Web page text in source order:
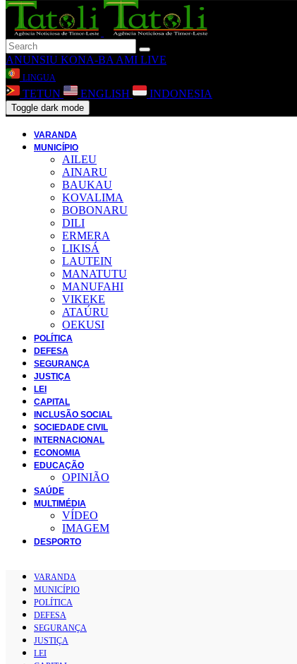
ANUNSIU KONA-BA AMI LIVE
LINGUA
TETUN ENGLISH INDONESIA
Toggle dark mode
VARANDA
MUNICÍPIO
AILEU
AINARU
BAUKAU
KOVALIMA
BOBONARU
DILI
ERMERA
LIKISÁ
LAUTEIN
MANATUTU
MANUFAHI
VIKEKE
ATAÚRU
OEKUSI
POLÍTICA
DEFESA
SEGURANÇA
JUSTIÇA
LEI
CAPITAL
INCLUSÃO SOCIAL
SOCIEDADE CIVIL
INTERNACIONAL
ECONOMIA
EDUCAÇÃO
OPINIÃO
SAÚDE
MULTIMÉDIA
VÍDEO
IMAGEM
DESPORTO
VARANDA
MUNICÍPIO
POLÍTICA
DEFESA
SEGURANÇA
JUSTIÇA
LEI